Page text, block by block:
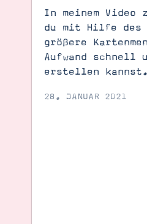
In meinem
du mit Hilfe des
größere
Aufwand schnell
erstellen kannst.
28. JANUAR 2021